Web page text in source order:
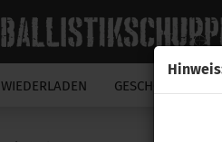
WIEDERLADEN GESCHOSSE